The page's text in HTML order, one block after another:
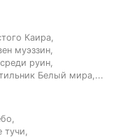
Каира,
муэззин,
руин,
Белый мира,...
тучи,